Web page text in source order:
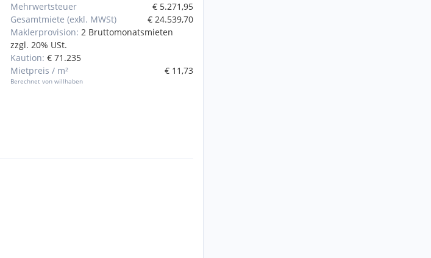
Mehrwertsteuer
€ 5.271,95
Gesamtmiete (exkl. MWSt)
€ 24.539,70
Maklerprovision: 2 Bruttomonatsmieten
zzgl. 20% USt.
Kaution: € 71.235
Mietpreis / m²
Berechnet von willhaben
€ 11,73